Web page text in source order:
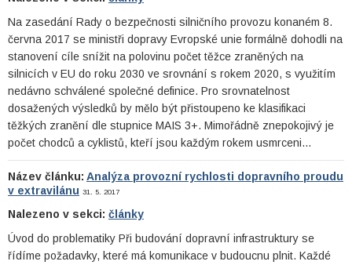
Na zasedání Rady o bezpečnosti silničního provozu konaném 8.
června 2017 se ministři dopravy Evropské unie formálně dohodli na
stanovení cíle snížit na polovinu počet těžce zraněných na
silnicích v EU do roku 2030 ve srovnání s rokem 2020, s využitím
nedávno schválené společné definice. Pro srovnatelnost
dosažených výsledků by mělo být přistoupeno ke klasifikaci
těžkých zranění dle stupnice MAIS 3+. Mimořádně znepokojivý je
počet chodců a cyklistů, kteří jsou každým rokem usmrceni…
Název článku: Analýza provozní rychlosti dopravního proudu
v extravilánu 31. 5. 2017
Nalezeno v sekci: články
Úvod do problematiky Při budování dopravní infrastruktury se
řídíme požadavky, které má komunikace v budoucnu plnit. Každé